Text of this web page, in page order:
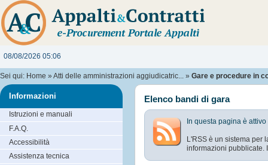
08/08/2026 05:06
Sei qui: Home » Atti delle amministrazioni aggiudicatric... » Gare e procedure in
Elenco bandi di gara
In questa pagina è
L'RSS è un sistema per
informazioni pubblicate.
Informazioni
Istruzioni e manuali
F.A.Q.
Accessibilità
Assistenza tecnica